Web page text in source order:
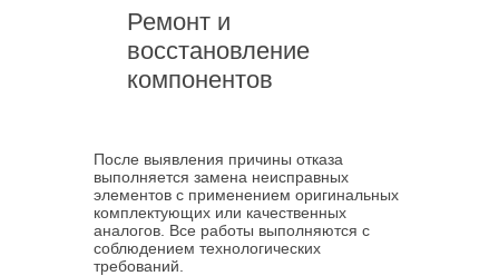
Ремонт и
восстановление
компонентов
После выявления причины отказа
выполняется замена неисправных
элементов с применением оригинальных
комплектующих или качественных
аналогов. Все работы выполняются с
соблюдением технологических
требований.